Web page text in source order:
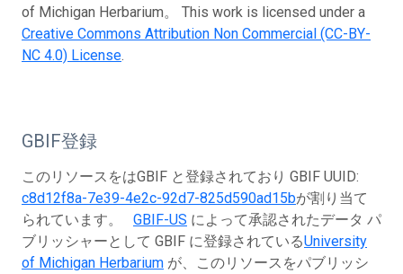
of Michigan Herbarium。 This work is licensed under a
Creative Commons Attribution Non Commercial (CC-BY-
NC 4.0) License.
GBIF登録
このリソースをはGBIF と登録されており GBIF UUID:
c8d12f8a-7e39-4e2c-92d7-825d590ad15bが割り当て
られています。 GBIF-US によって承認されたデータ パ
ブリッシャーとして GBIF に登録されているUniversity
of Michigan Herbarium が、このリソースをパブリッシ